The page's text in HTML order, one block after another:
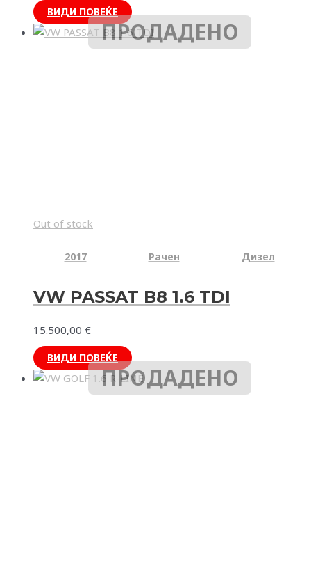
ВИДИ ПОВЕЌЕ
ПРОДАДЕНО
Out of stock
2017 Рачен Дизел
VW PASSAT B8 1.6 TDI
15.500,00 €
ВИДИ ПОВЕЌЕ
ПРОДАДЕНО